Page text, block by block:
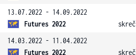
13.07.2022 - 14.09.2022
Futures 2022
skreč
14.03.2022 - 11.04.2022
Futures 2022
skreč